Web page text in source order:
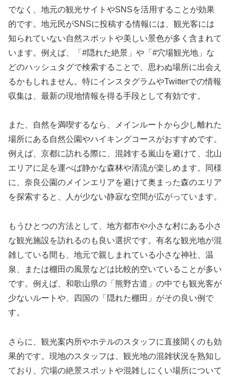
でなく、地元の観光サイトやSNSを活用することが効果
的です。地元民がSNSに投稿する情報には、観光客には
知られていない自然スポットや美しい景色が多く含まれて
います。例えば、「#隠れた絶景」や「#穴場観光地」な
どのハッシュタグで検索することで、思わぬ場所に出会え
るかもしれません。特にインスタグラムやTwitterでの情報
収集は、最新の現地情報を得る手段として有効です。
また、自然を満喫するなら、メインルートから少し離れた
場所にある自然公園やハイキングコースがおすすめです。
例えば、京都に訪れる際に、混雑する嵐山を避けて、北山
エリアに足を運べば静かな森林や清流が楽しめます。同様
に、奈良公園のメインエリアを避けて奥まった森のエリア
を探索すると、人が少ない静寂な空間が広がっています。
もうひとつの方法として、地方都市や小さな村にある小さ
な観光施設を訪れるのも良い選択です。有名な観光地が混
雑している間も、地元で親しまれている小さな神社、温
泉、または棚田の風景などは比較的空いていることが多い
です。例えば、和歌山県の「熊野古道」の中でも観光客が
少ないルートや、四国の「隠れた棚田」がその良い例で
す。
さらに、観光案内所やホテルのスタッフに直接聞くのも効
果的です。現地のスタッフは、観光地の混雑状況を熟知し
ており、穴場の絶景スポットや混雑しにくい場所について